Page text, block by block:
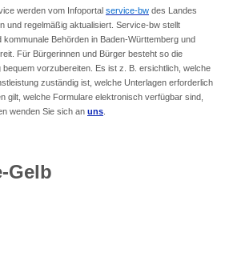
werden vom Infoportal service-bw des Landes
und regelmäßig aktualisiert. Service-bw stellt
kommunale Behörden in Baden-Württemberg und
Für Bürgerinnen und Bürger besteht so die
bequem vorzubereiten. Es ist z. B. ersichtlich, welche
zuständig ist, welche Unterlagen erforderlich
gilt, welche Formulare elektronisch verfügbar sind,
wenden Sie sich an uns.
Gelb